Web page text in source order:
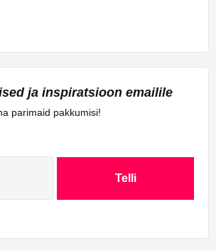
ja inspiratsioon emailile
parimaid pakkumisi!
Telli